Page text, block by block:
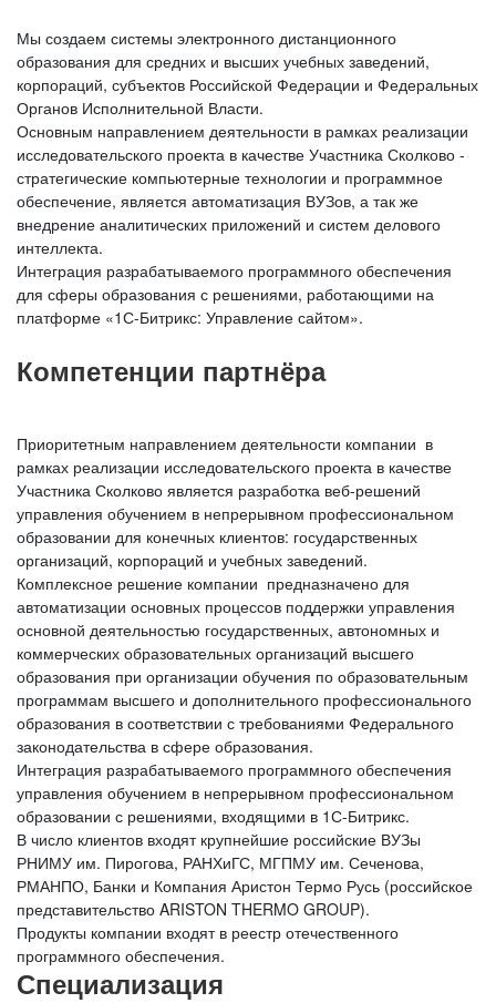
Мы создаем системы электронного дистанционного
образования для средних и высших учебных заведений,
корпораций, субъектов Российской Федерации и Федеральных
Органов Исполнительной Власти.
Основным направлением деятельности в рамках реализации
исследовательского проекта в качестве Участника Сколково -
стратегические компьютерные технологии и программное
обеспечение, является автоматизация ВУЗов, а так же
внедрение аналитических приложений и систем делового
интеллекта.
Интеграция разрабатываемого программного обеспечения
для сферы образования с решениями, работающими на
платформе «1С-Битрикс: Управление сайтом».
Компетенции партнёра
Приоритетным направлением деятельности компании в
рамках реализации исследовательского проекта в качестве
Участника Сколково является разработка веб-решений
управления обучением в непрерывном профессиональном
образовании для конечных клиентов: государственных
организаций, корпораций и учебных заведений.
Комплексное решение компании предназначено для
автоматизации основных процессов поддержки управления
основной деятельностью государственных, автономных и
коммерческих образовательных организаций высшего
образования при организации обучения по образовательным
программам высшего и дополнительного профессионального
образования в соответствии с требованиями Федерального
законодательства в сфере образования.
Интеграция разрабатываемого программного обеспечения
управления обучением в непрерывном профессиональном
образовании с решениями, входящими в 1С-Битрикс.
В число клиентов входят крупнейшие российские ВУЗы
РНИМУ им. Пирогова, РАНХиГС, МГПМУ им. Сеченова,
РМАНПО, Банки и Компания Аристон Термо Русь (российское
представительство ARISTON THERMO GROUP).
Продукты компании входят в реестр отечественного
программного обеспечения.
Специализация